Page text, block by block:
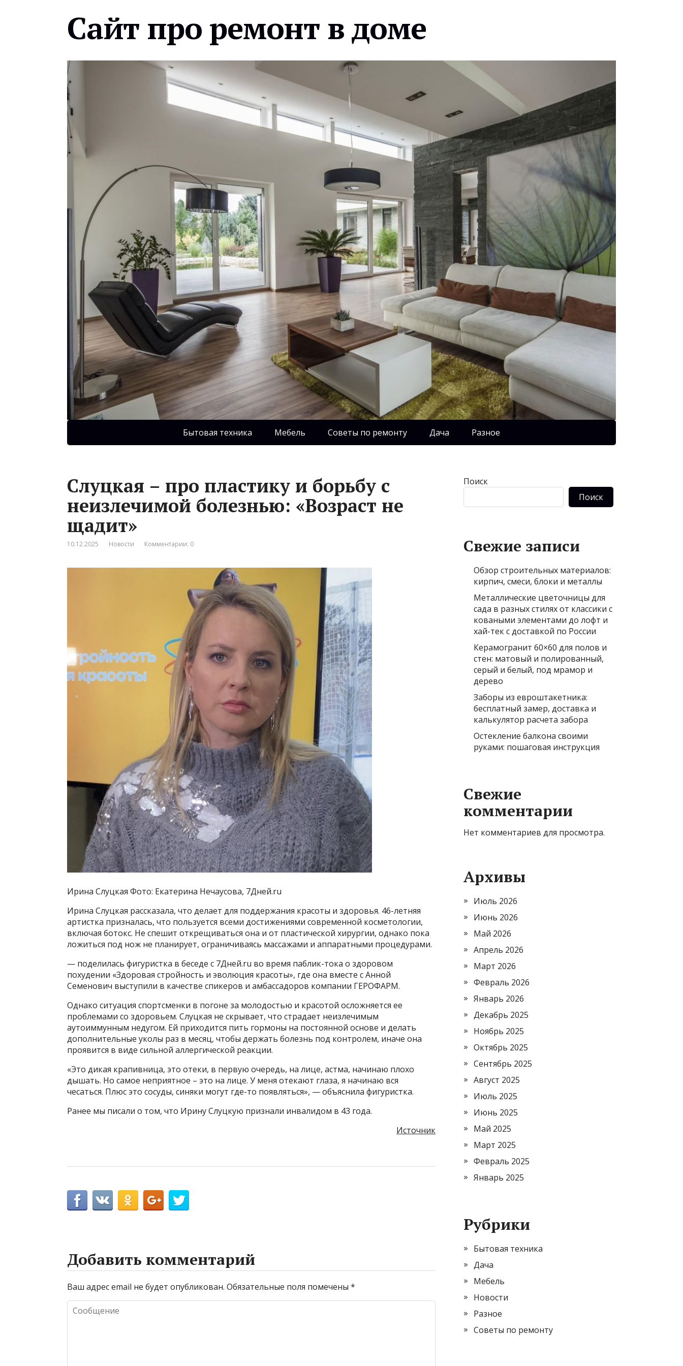
Сайт про ремонт в доме
Бытовая техника Мебель Советы по ремонту Дача Разное
Слуцкая – про пластику и борьбу с
неизлечимой болезнью: «Возраст не
щадит»
10.12.2025 Новости Комментарии: 0
Ирина Слуцкая Фото: Екатерина Нечаусова, 7Дней.ru
Ирина Слуцкая рассказала, что делает для поддержания красоты и здоровья. 46-летняя
артистка призналась, что пользуется всеми достижениями современной косметологии,
включая ботокс. Не спешит открещиваться она и от пластической хирургии, однако пока
ложиться под нож не планирует, ограничиваясь массажами и аппаратными процедурами.
— поделилась фигуристка в беседе с 7Дней.ru во время паблик-тока о здоровом
похудении «Здоровая стройность и эволюция красоты», где она вместе с Анной
Семенович выступили в качестве спикеров и амбассадоров компании ГЕРОФАРМ.
Однако ситуация спортсменки в погоне за молодостью и красотой осложняется ее
проблемами со здоровьем. Слуцкая не скрывает, что страдает неизлечимым
аутоиммунным недугом. Ей приходится пить гормоны на постоянной основе и делать
дополнительные уколы раз в месяц, чтобы держать болезнь под контролем, иначе она
проявится в виде сильной аллергической реакции.
«Это дикая крапивница, это отеки, в первую очередь, на лице, астма, начинаю плохо
дышать. Но самое неприятное – это на лице. У меня отекают глаза, я начинаю вся
чесаться. Плюс это сосуды, синяки могут где-то появляться», — объяснила фигуристка.
Ранее мы писали о том, что Ирину Слуцкую признали инвалидом в 43 года.
Источник
Добавить комментарий
Ваш адрес email не будет опубликован. Обязательные поля помечены *
Поиск
Поиск
Свежие записи
Обзор строительных материалов:
кирпич, смеси, блоки и металлы
Металлические цветочницы для
сада в разных стилях от классики с
коваными элементами до лофт и
хай-тек с доставкой по России
Керамогранит 60×60 для полов и
стен: матовый и полированный,
серый и белый, под мрамор и
дерево
Заборы из евроштакетника:
бесплатный замер, доставка и
калькулятор расчета забора
Остекление балкона своими
руками: пошаговая инструкция
Свежие
комментарии
Нет комментариев для просмотра.
Архивы
Июль 2026
Июнь 2026
Май 2026
Апрель 2026
Март 2026
Февраль 2026
Январь 2026
Декабрь 2025
Ноябрь 2025
Октябрь 2025
Сентябрь 2025
Август 2025
Июль 2025
Июнь 2025
Май 2025
Март 2025
Февраль 2025
Январь 2025
Рубрики
Бытовая техника
Дача
Мебель
Новости
Разное
Советы по ремонту